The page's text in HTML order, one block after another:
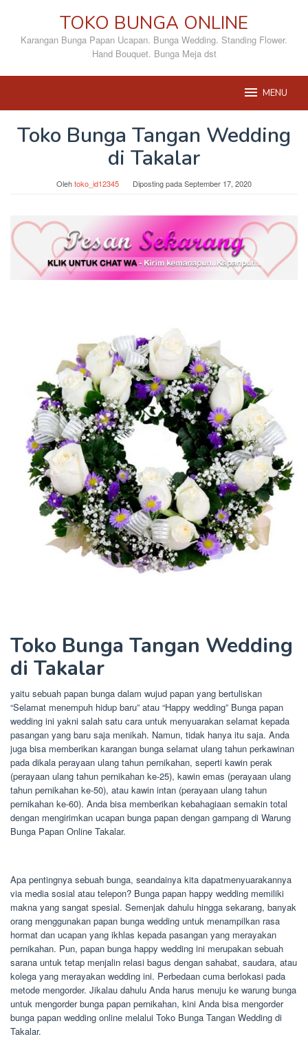
konten
TOKO BUNGA ONLINE
Karangan Bunga Papan Ucapan. Bunga Wedding. Standing Flower.
Hand Bouquet. Bunga Meja dst
MENU
Toko Bunga Tangan Wedding
di Takalar
Olehtoko_id12345 Diposting padaSeptember 17, 2020
Toko Bunga Tangan Wedding
di Takalar
yaitu sebuah papan bunga dalam wujud papan yang bertuliskan
“Selamat menempuh hidup baru” atau “Happy wedding” Bunga papan
wedding ini yakni salah satu cara untuk menyuarakan selamat kepada
pasangan yang baru saja menikah. Namun, tidak hanya itu saja. Anda
juga bisa memberikan karangan bunga selamat ulang tahun perkawinan
pada dikala perayaan ulang tahun pernikahan, seperti kawin perak
(perayaan ulang tahun pernikahan ke-25), kawin emas (perayaan ulang
tahun pernikahan ke-50), atau kawin intan (perayaan ulang tahun
pernikahan ke-60). Anda bisa memberikan kebahagiaan semakin total
dengan mengirimkan ucapan bunga papan dengan gampang di Warung
Bunga Papan Online Takalar.
Apa pentingnya sebuah bunga, seandainya kita dapatmenyuarakannya
via media sosial atau telepon? Bunga papan happy wedding memiliki
makna yang sangat spesial. Semenjak dahulu hingga sekarang, banyak
orang menggunakan papan bunga wedding untuk menampilkan rasa
hormat dan ucapan yang ikhlas kepada pasangan yang merayakan
pernikahan. Pun, papan bunga happy wedding ini merupakan sebuah
sarana untuk tetap menjalin relasi bagus dengan sahabat, saudara, atau
kolega yang merayakan wedding ini. Perbedaan cuma berlokasi pada
metode mengorder. Jikalau dahulu Anda harus menuju ke warung bunga
untuk mengorder bunga papan pernikahan, kini Anda bisa mengorder
bunga papan wedding online melalui Toko Bunga Tangan Wedding di
Takalar.